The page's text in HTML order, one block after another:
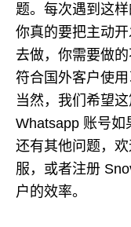
题。每次遇到这
你真的要把主动
去做，你需要做
符合国外客户使用
当然，我们希望
Whatsapp 账号如
还有其他问题，
服，或者注册
户的效率。